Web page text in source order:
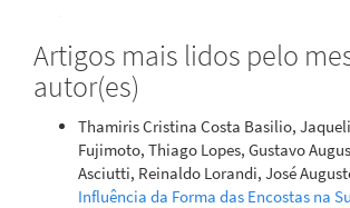
João Vitor Roque Guerrero, Elton Vicente
Michel Eustáquio Dantas Chaves, Guilherme
Detecting Multitemporal Land Use
Environmental Fragility in a
Landscape. Papers in Applied Geography,
Artigos mais lidos pelo
autor(es)
Thamiris Cristina Costa Basilio,
Fujimoto, Thiago Lopes, Gustavo
Asciutti, Reinaldo Lorandi, José
Influência da Forma das Encostas na